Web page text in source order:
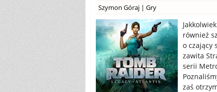
Szymon Góraj | Gry
również
o czający
zawita
serii
zaś